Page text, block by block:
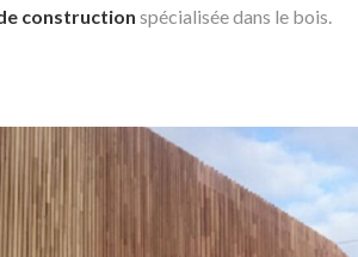
construction spécialisée dans le bois.